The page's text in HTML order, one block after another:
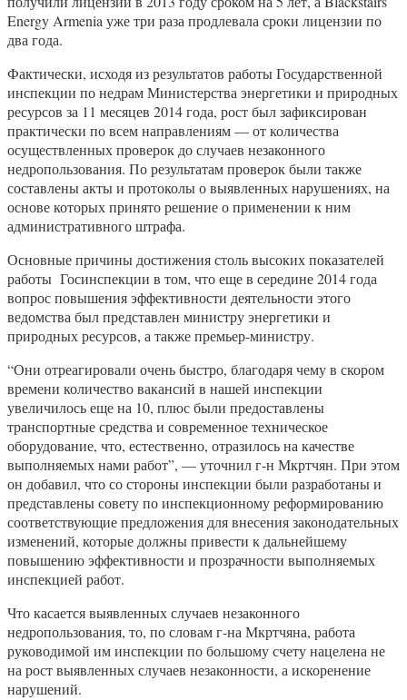
Energy Armenia уже три раза продлевала сроки лицензии по
два года.
Фактически, исходя из результатов работы Государственной
инспекции по недрам Министерства энергетики и природных
ресурсов за 11 месяцев 2014 года, рост был зафиксирован
практически по всем направлениям — от количества
осуществленных проверок до случаев незаконного
недропользования. По результатам проверок были также
составлены акты и протоколы о выявленных нарушениях, на
основе которых принято решение о применении к ним
административного штрафа.
Основные причины достижения столь высоких показателей
работы Госинспекции в том, что еще в середине 2014 года
вопрос повышения эффективности деятельности этого
ведомства был представлен министру энергетики и
природных ресурсов, а также премьер-министру.
“Они отреагировали очень быстро, благодаря чему в скором
времени количество вакансий в нашей инспекции
увеличилось еще на 10, плюс были предоставлены
транспортные средства и современное техническое
оборудование, что, естественно, отразилось на качестве
выполняемых нами работ”, — уточнил г-н Мкртчян. При этом
он добавил, что со стороны инспекции были разработаны и
представлены совету по инспекционному реформированию
соответствующие предложения для внесения законодательных
изменений, которые должны привести к дальнейшему
повышению эффективности и прозрачности выполняемых
инспекцией работ.
Что касается выявленных случаев незаконного
недропользования, то, по словам г-на Мкртчяна, работа
руководимой им инспекции по большому счету нацелена не
на рост выявленных случаев незаконности, а искоренение
нарушений.